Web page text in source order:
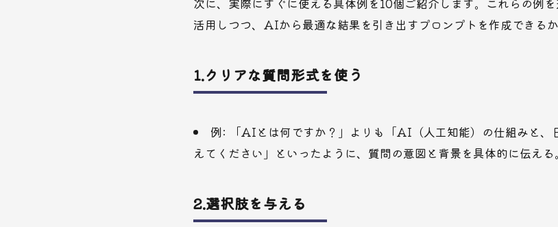
活用しつつ、AIから最適な結果を引き出すプロンプトを作成できるか
1.クリアな質問形式を使う
例: 「AIとは何ですか？」よりも「AI（人工知能）の仕組みと、
えてください」といったように、質問の意図と背景を具体的に伝える。
2.選択肢を与える